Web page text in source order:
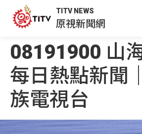
TITV NEWS
原視新聞網
08191900 山
每日熱點新聞
族電視台